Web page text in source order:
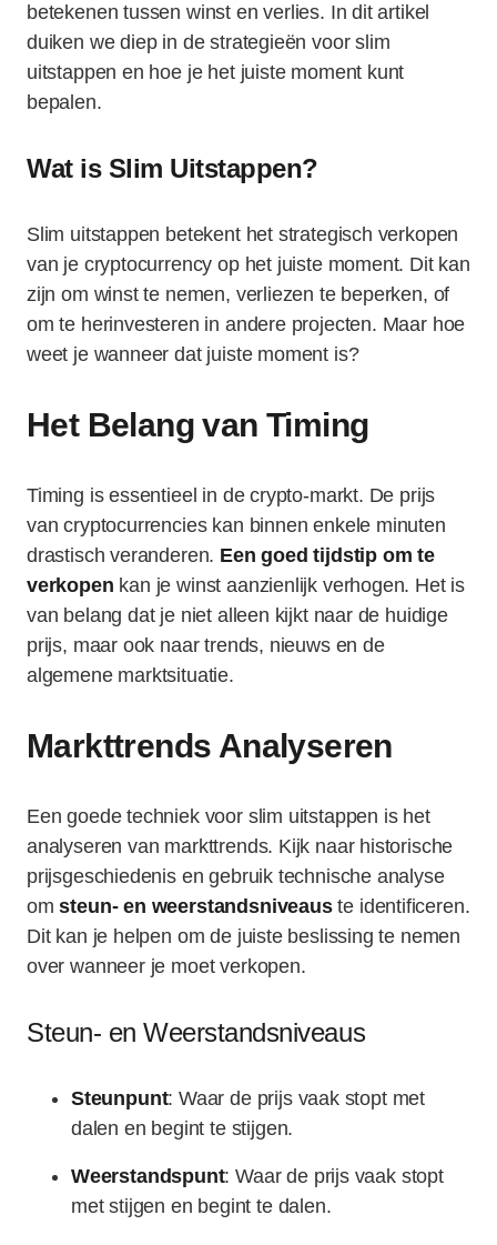
betekenen tussen winst en verlies. In dit artikel
duiken we diep in de strategieën voor slim
uitstappen en hoe je het juiste moment kunt
bepalen.
Wat is Slim Uitstappen?
Slim uitstappen betekent het strategisch verkopen
van je cryptocurrency op het juiste moment. Dit kan
zijn om winst te nemen, verliezen te beperken, of
om te herinvesteren in andere projecten. Maar hoe
weet je wanneer dat juiste moment is?
Het Belang van Timing
Timing is essentieel in de crypto-markt. De prijs
van cryptocurrencies kan binnen enkele minuten
drastisch veranderen. Een goed tijdstip om te
verkopen kan je winst aanzienlijk verhogen. Het is
van belang dat je niet alleen kijkt naar de huidige
prijs, maar ook naar trends, nieuws en de
algemene marktsituatie.
Markttrends Analyseren
Een goede techniek voor slim uitstappen is het
analyseren van markttrends. Kijk naar historische
prijsgeschiedenis en gebruik technische analyse
omsteun- en weerstandsniveauste identificeren.
Dit kan je helpen om de juiste beslissing te nemen
over wanneer je moet verkopen.
Steun- en Weerstandsniveaus
Steunpunt: Waar de prijs vaak stopt met
dalen en begint te stijgen.
Weerstandspunt: Waar de prijs vaak stopt
met stijgen en begint te dalen.